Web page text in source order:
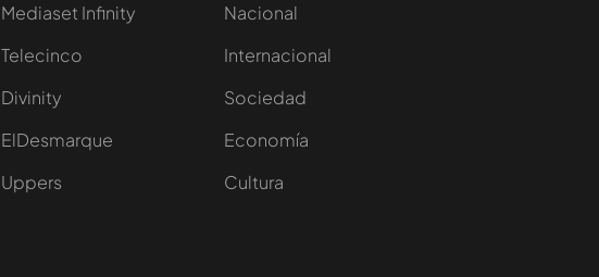
Mediaset Infinity
Telecinco
Divinity
ElDesmarque
Uppers
Nacional
Internacional
Sociedad
Economía
Cultura